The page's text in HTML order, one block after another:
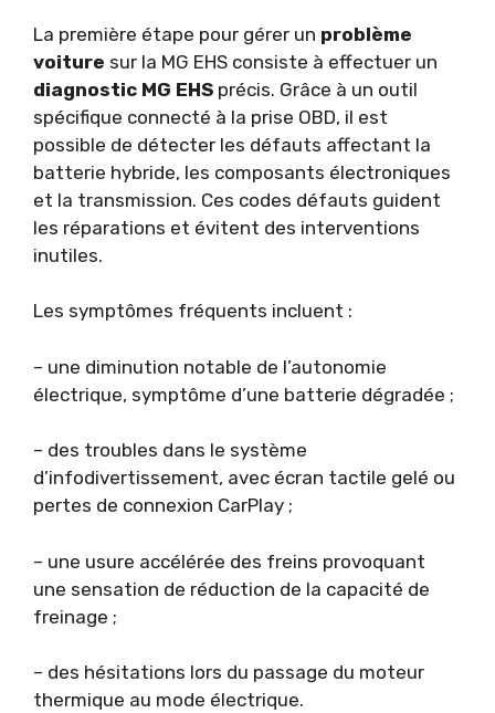
La première étape pour gérer un problème
voiture sur la MG EHS consiste à effectuer un
diagnostic MG EHS précis. Grâce à un outil
spécifique connecté à la prise OBD, il est
possible de détecter les défauts affectant la
batterie hybride, les composants électroniques
et la transmission. Ces codes défauts guident
les réparations et évitent des interventions
inutiles.
Les symptômes fréquents incluent :
– une diminution notable de l’autonomie
électrique, symptôme d’une batterie dégradée ;
– des troubles dans le système
d’infodivertissement, avec écran tactile gelé ou
pertes de connexion CarPlay ;
– une usure accélérée des freins provoquant
une sensation de réduction de la capacité de
freinage ;
– des hésitations lors du passage du moteur
thermique au mode électrique.